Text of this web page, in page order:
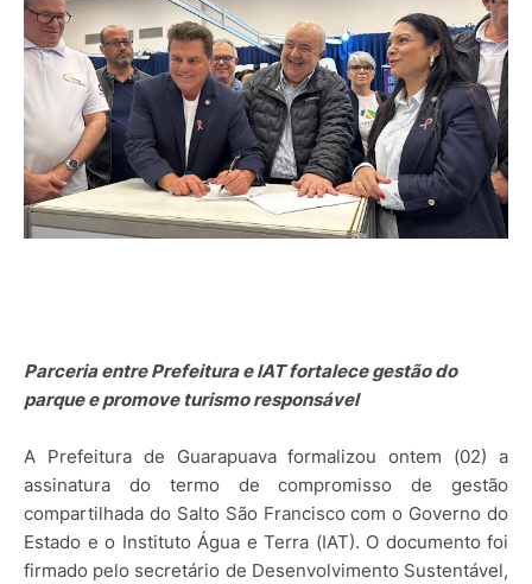
Parceria entre Prefeitura e IAT fortalece gestão do
parque e promove turismo responsável
A Prefeitura de Guarapuava formalizou ontem (02) a
assinatura do termo de compromisso de gestão
compartilhada do Salto São Francisco com o Governo do
Estado e o Instituto Água e Terra (IAT). O documento foi
firmado pelo secretário de Desenvolvimento Sustentável,